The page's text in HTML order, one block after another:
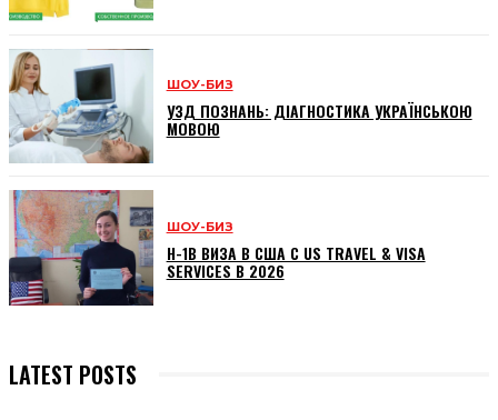
ШОУ-БИЗ
УЗД ПОЗНАНЬ: ДІАГНОСТИКА УКРАЇНСЬКОЮ
МОВОЮ
ШОУ-БИЗ
H-1B ВИЗА В США С US TRAVEL & VISA
SERVICES В 2026
LATEST POSTS